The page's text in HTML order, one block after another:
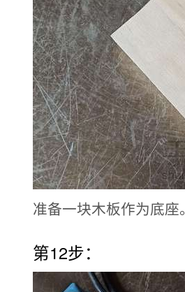
准备一块木板作为底座。
第12步：